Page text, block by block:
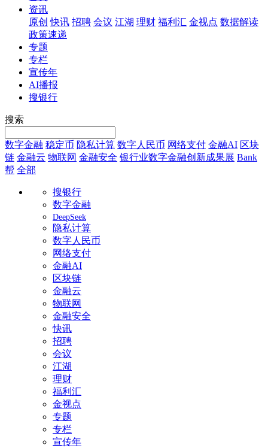
资讯
原创 快讯 招聘 会议 江湖 理财 福利汇 金视点 数据解读
政策速递
专题
专栏
宣传年
AI播报
搜银行
搜索
数字金融 稳定币 隐私计算 数字人民币 网络支付 金融AI 区块
链 金融云 物联网 金融安全 银行业数字金融创新成果展 Bank
帮 全部
搜银行
数字金融
DeepSeek
隐私计算
数字人民币
网络支付
金融AI
区块链
金融云
物联网
金融安全
快讯
招聘
会议
江湖
理财
福利汇
金视点
专题
专栏
宣传年